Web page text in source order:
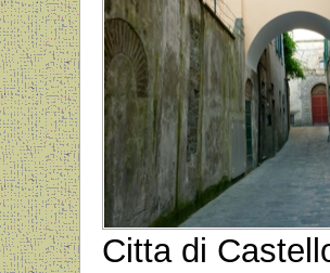
Citta di